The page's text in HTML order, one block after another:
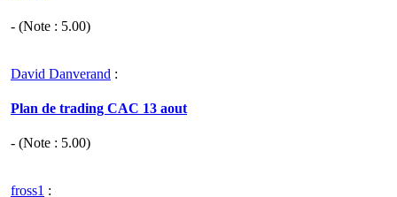
- (Note : 5.00)
David Danverand :
Plan de trading CAC 13 aout
- (Note : 5.00)
fross1 :